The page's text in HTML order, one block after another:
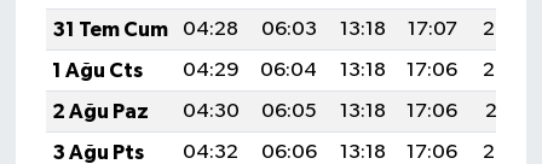
31 Tem Cum
04:28 06:03 13:18 17:07
20:23
1 Ağu Cts
04:29 06:04 13:18 17:06
20:22
2 Ağu Paz
04:30 06:05 13:18 17:06
20:21
3 Ağu Pts
04:32 06:06 13:18 17:06
20:20